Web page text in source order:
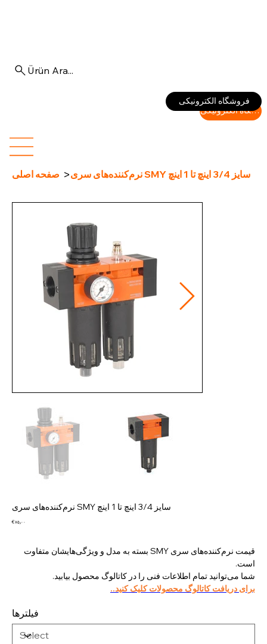
فروشگاه الکترونیکی
فروشگاه الکترونیکی
Ürün Ara...
صفحه اصلی > نرم‌کننده‌های سری SMY سایز 3/4 اینچ تا 1 اینچ
نرم‌کننده‌های سری SMY سایز 3/4 اینچ تا 1 اینچ
Price
€ ۷۵٫۰۰
قیمت نرم‌کننده‌های سری SMY بسته به مدل و ویژگی‌هایشان متفاوت
است.
شما می‌توانید تمام اطلاعات فنی را در کاتالوگ محصول بیابید.
برای دریافت کاتالوگ محصولات کلیک کنید..
فیلترها